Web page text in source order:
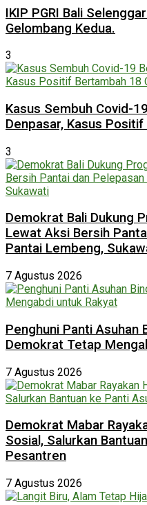
IKIP PGRI Bali
Gelombang Kedua.
3
Kasus Sembuh Covid-
Denpasar, Kasus
3
Demokrat Bali Dukung
Lewat Aksi Bersih
Pantai Lembeng,
7 Agustus 2026
Penghuni Panti Asuhan
Demokrat Tetap
7 Agustus 2026
Demokrat Mabar
Sosial, Salurkan
Pesantren
7 Agustus 2026